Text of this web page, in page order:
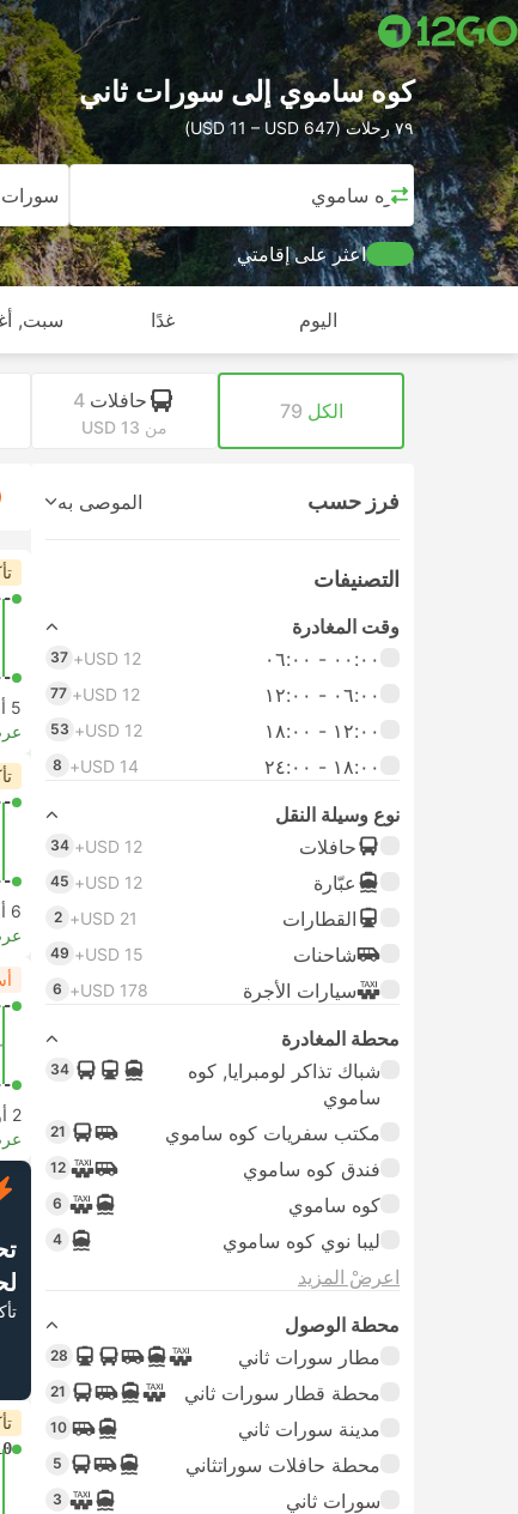
كوه ساموي إلى سورات ثاني
٧٩ رحلات (USD 11 – USD 647)
كوه ساموي سورات
اعثر على إقامتي
اليوم غدًا سبت,
الكل 79 حافلات 4
من USD 13
فرز حسب الموصى به
التصنيفات
وقت المغادرة
٠٠:٠٠ ‏- ٠٦:٠٠
USD 12+
37
٠٦:٠٠ ‏- ١٢:٠٠ USD 12+
77
١٢:٠٠ ‏- ١٨:٠٠ USD 12+
53
١٨:٠٠ ‏-‏ ٢٤:٠٠ USD 14+
8
نوع وسيلة النقل
حافلات
USD 12+
34
عبّارة USD 12+
45
القطارات USD 21+
2
شاحنات USD 15+
49
سيارات الأجرة USD 178+
6
محطة المغادرة
شباك تذاكر لومبرايا, كوه
ساموي
34
مكتب سفريات كوه ساموي 21
فندق كوه ساموي 12
كوه ساموي 6
ليبا نوي كوه ساموي 4
اعرضْ المزيد
محطة الوصول
مطار سورات ثاني
28
محطة قطار سورات ثاني 21
مدينة سورات ثاني 10
محطة حافلات سوراتثاني 5
سورات ثاني 3
5 أوقات مغادرة من الساعة
6 أوقات مغادرة من الساعة
2 أوقات مغادرة من الساعة